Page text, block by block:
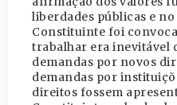
liberdades públicas e
Constituinte foi
trabalhar era inevitável
demandas por novos
demandas por
direitos fossem